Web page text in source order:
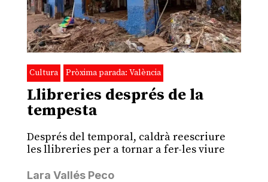
Cultura Pròxima parada: València
Llibreries després de la
tempesta
Després del temporal, caldrà reescriure
les llibreries per a tornar a fer-les viure
Lara Vallés Peco